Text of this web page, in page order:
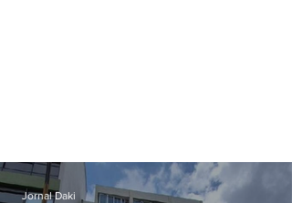
Jornal Daki